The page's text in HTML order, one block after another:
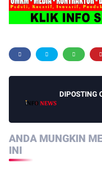
DIPOSTING
ANDA MUNGKIN
INI